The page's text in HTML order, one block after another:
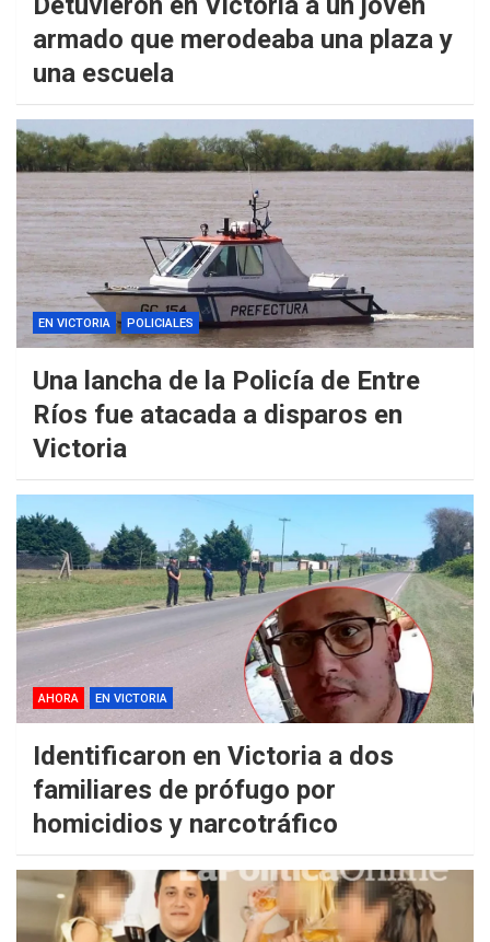
armado que merodeaba una plaza y
una escuela
EN VICTORIA POLICIALES
Una lancha de la Policía de Entre
Ríos fue atacada a disparos en
Victoria
AHORA EN VICTORIA
Identificaron en Victoria a dos
familiares de prófugo por
homicidios y narcotráfico